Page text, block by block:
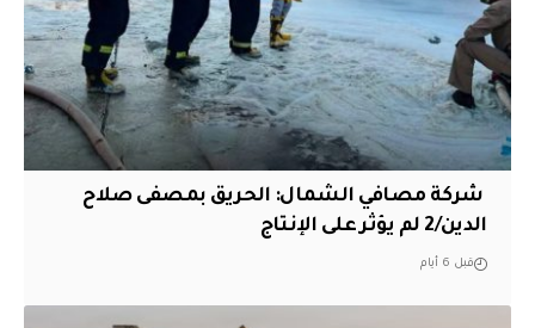
‏ شركة مصافي الشمال: الحريق بمصفى صلاح
الدين/2 لم يؤثر على الإنتاج
قبل 6 أيام